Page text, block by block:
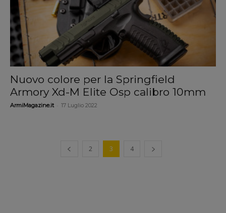
Nuovo colore per la Springfield
Armory Xd-M Elite Osp calibro 10mm
ArmiMagazine.it 17 Luglio 2022
2 3 4